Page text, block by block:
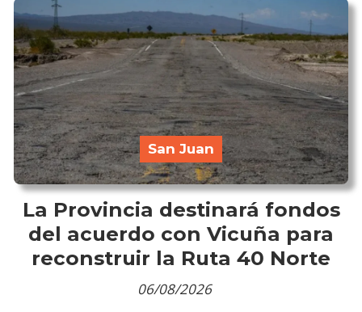
La Provincia destinará fondos
del acuerdo con Vicuña para
reconstruir la Ruta 40 Norte
San Juan
06/08/2026